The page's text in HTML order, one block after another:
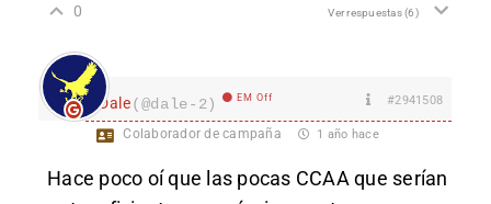
0 Ver respuestas(6)
Dale(@dale-2) EM Off #2941508
Colaborador de campaña 1 año hace
Hace poco oí que las pocas CCAA que serían